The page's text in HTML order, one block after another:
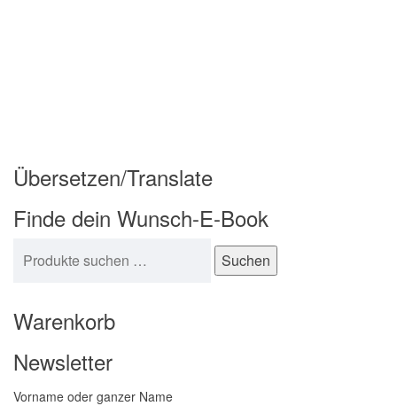
Übersetzen/Translate
Finde dein Wunsch-E-Book
Suchen
Warenkorb
Newsletter
Vorname oder ganzer Name